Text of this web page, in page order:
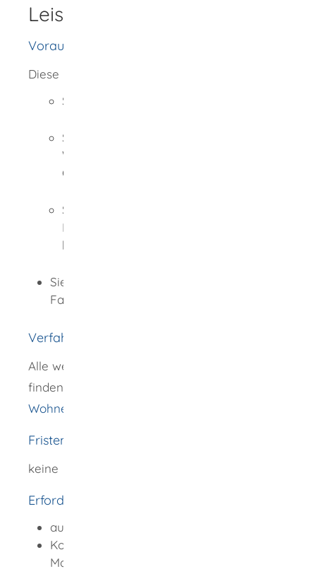
Leistungsdetails
Voraussetzungen
Diese Bedingungen müssen Sie erfüllen:
Sie wohnen in Baden-Württemberg.
Sie nutzen mindestens 1 der
Wohneinheiten in dem geförderten
Gebäude selbst.
Sie investieren selbst in die
Photovoltaik-Anlage, das heißt Sie
bezahlen die Rechnungen.
Sie lassen die Anlage von einem
Fachunternehmen einbauen.
Verfahrensablauf
Alle weiteren Informationen und Konditionen
finden Sie auf der Homepage der L-Bank
Wohnen mit Zukunft: Photovoltaik | L-Bank
Fristen
keine
Erforderliche Unterlagen
ausgefülltes Antragsformular
Kostenvoranschlag für die geplante
Maßnahme